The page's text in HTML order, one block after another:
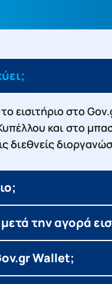
εισιτήριο στο
και στο
διεθνείς
την αγορά
Wallet;